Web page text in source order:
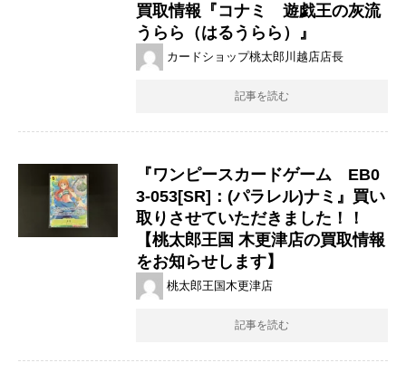
買取情報『コナミ 遊戯王の灰流
うらら（はるうらら）』
カードショップ桃太郎川越店店長
記事を読む
『ワンピースカードゲーム EB0
3-053[SR]：(パラレル)ナミ』買い
取りさせていただきました！！
【桃太郎王国 木更津店の買取情報
をお知らせします】
桃太郎王国木更津店
記事を読む